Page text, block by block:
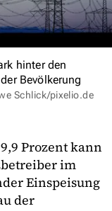
hinter den
Bevölkerung
Schlick/pixelio.de
Prozent kann
im
Einspeisung
der